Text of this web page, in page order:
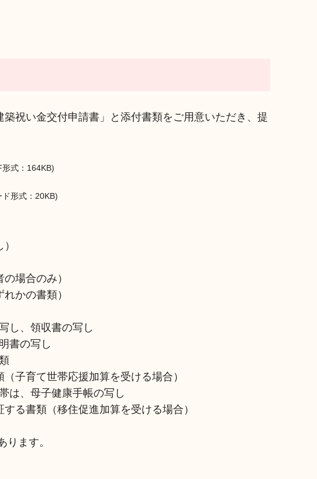
築祝い金交付申請書」と添付書類をご用意いただき、提
形式：164KB)
ド形式：20KB)
場合のみ）
かの書類）
、領収書の写し
書の写し
子育て世帯応援加算を受ける場合）
、母子健康手帳の写し
る書類（移住促進加算を受ける場合）
ります。